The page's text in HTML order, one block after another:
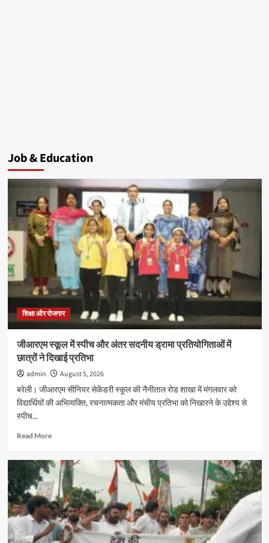
Job & Education
शिक्षा और रोजगार
जीआरएम स्कूल में स्पीच और अंतर सदनीय ड्रामा प्रतियोगिताओं में
छात्रों ने दिखाई प्रतिभा
admin
August 5, 2026
बरेली। जीआरएम सीनियर सेकेंडरी स्कूल की नैनीताल रोड शाखा में मंगलवार को
विद्यार्थियों की अभिव्यक्ति, रचनात्मकता और मंचीय प्रतिभा को निखारने के उद्देश्य से
स्पीच...
Read MoreRead
जीआरएम
स्कूल
में
स्पीच
और
अंतर
सदनीय